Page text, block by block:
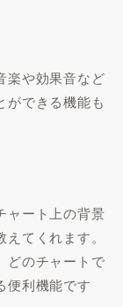
楽や効果音など
ができる機能も
ャート上の背景
てくれます。
どのチャートで
便利機能です